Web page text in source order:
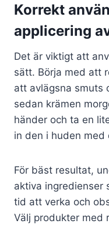
Korrekt
applicering
Det är viktigt att
sätt. Börja med att
att avlägsna smuts
sedan krämen
händer och ta en
in den i huden med
För bäst resultat,
aktiva ingredienser
tid att verka och
Välj produkter med